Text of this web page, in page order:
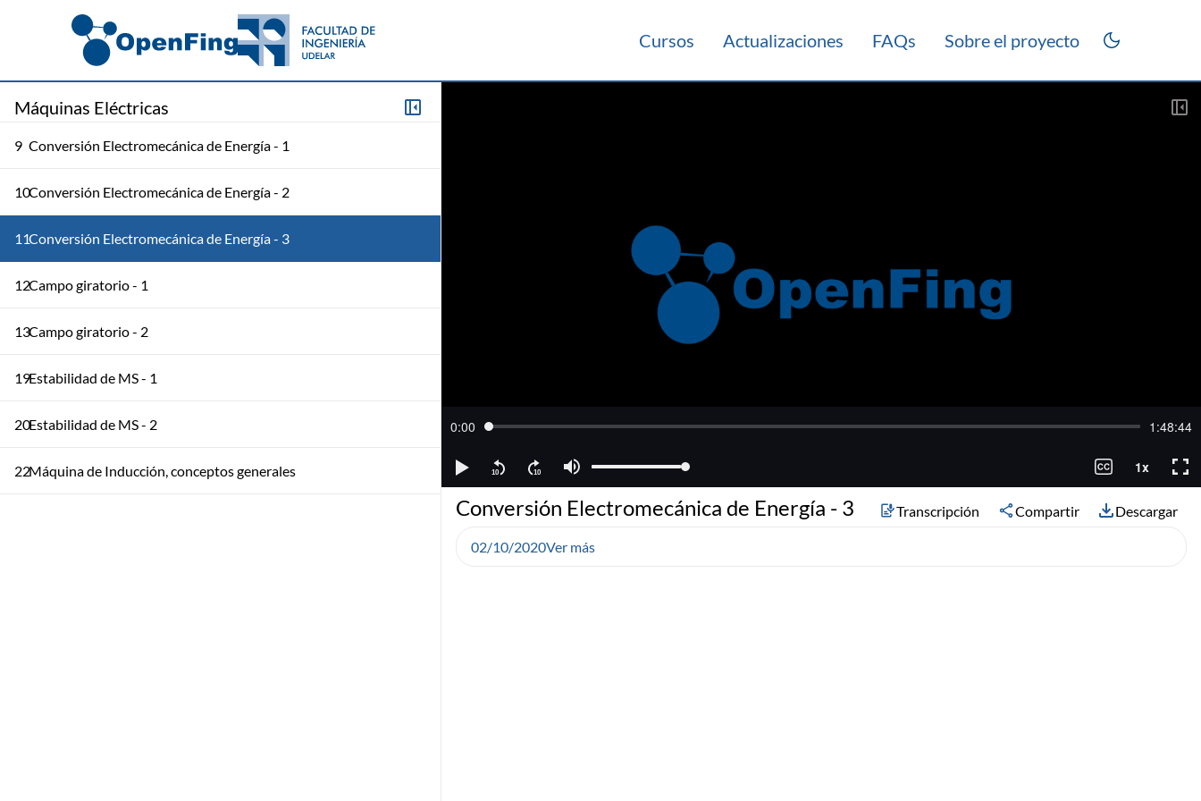
Cursos Actualizaciones FAQs Sobre el proyecto
Máquinas Eléctricas
9 Conversión Electromecánica de Energía - 1
10Conversión Electromecánica de Energía - 2
11Conversión Electromecánica de Energía - 3
12Campo giratorio - 1
13Campo giratorio - 2
19Estabilidad de MS - 1
20Estabilidad de MS - 2
22Máquina de Inducción, conceptos generales
Conversión Electromecánica de Energía - 3 Transcripción Compartir Descargar
02/10/2020Ver más